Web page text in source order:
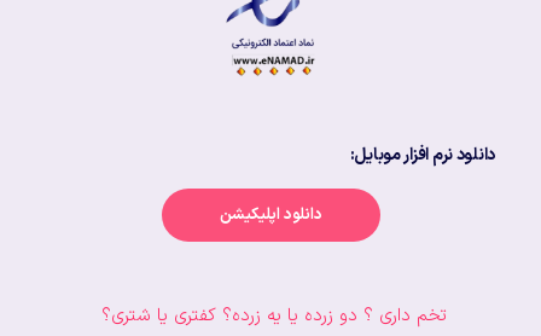
دانلود نرم افزار موبایل:
دانلود اپلیکیشن
تخم داری ؟ دو زرده یا یه زرده؟ کفتری یا شتری؟